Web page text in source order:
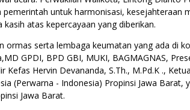
untuk harmonisasi, kesejahteraan
atas kepercayaan yang diberikan.
ormas serta lembaga keumatan yang ada di
GPDI, BPD GBI, MUKI, BAGMAGNAS,
Hervin Devananda, S.Th., M.Pd.K .,
(Perwarna - Indonesia) Propinsi Jawa Barat,
Jawa Barat.